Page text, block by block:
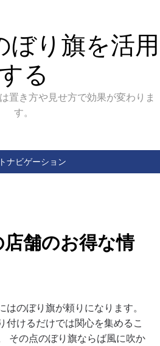
ぼり旗を活用
する
置き方や見せ方で効果が変わりま
す。
ナビゲーション
舗のお得な情
のぼり旗が頼りになります。
付けるだけでは関心を集めるこ
その点のぼり旗ならば風に吹か